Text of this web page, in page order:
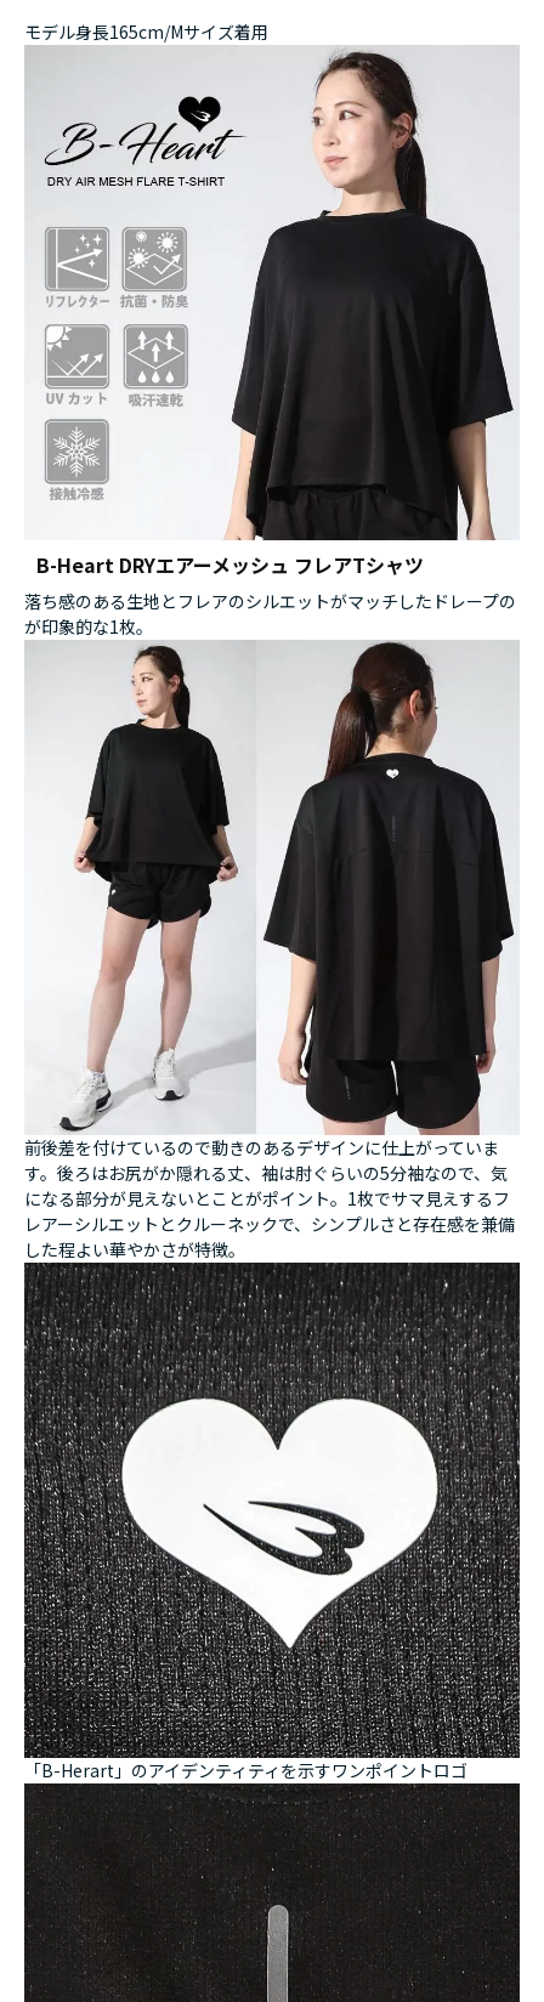
モデル身長165cm/Mサイズ着用
B-Heart DRYエアーメッシュ フレアTシャツ
落ち感のある生地とフレアのシルエットがマッチしたドレープの
が印象的な1枚。
前後差を付けているので動きのあるデザインに仕上がっていま
す。後ろはお尻がか隠れる丈、袖は肘ぐらいの5分袖なので、気
になる部分が見えないとことがポイント。1枚でサマ見えするフ
レアーシルエットとクルーネックで、シンプルさと存在感を兼備
した程よい華やかさが特徴。
「B-Herart」のアイデンティティを示すワンポイントロゴ